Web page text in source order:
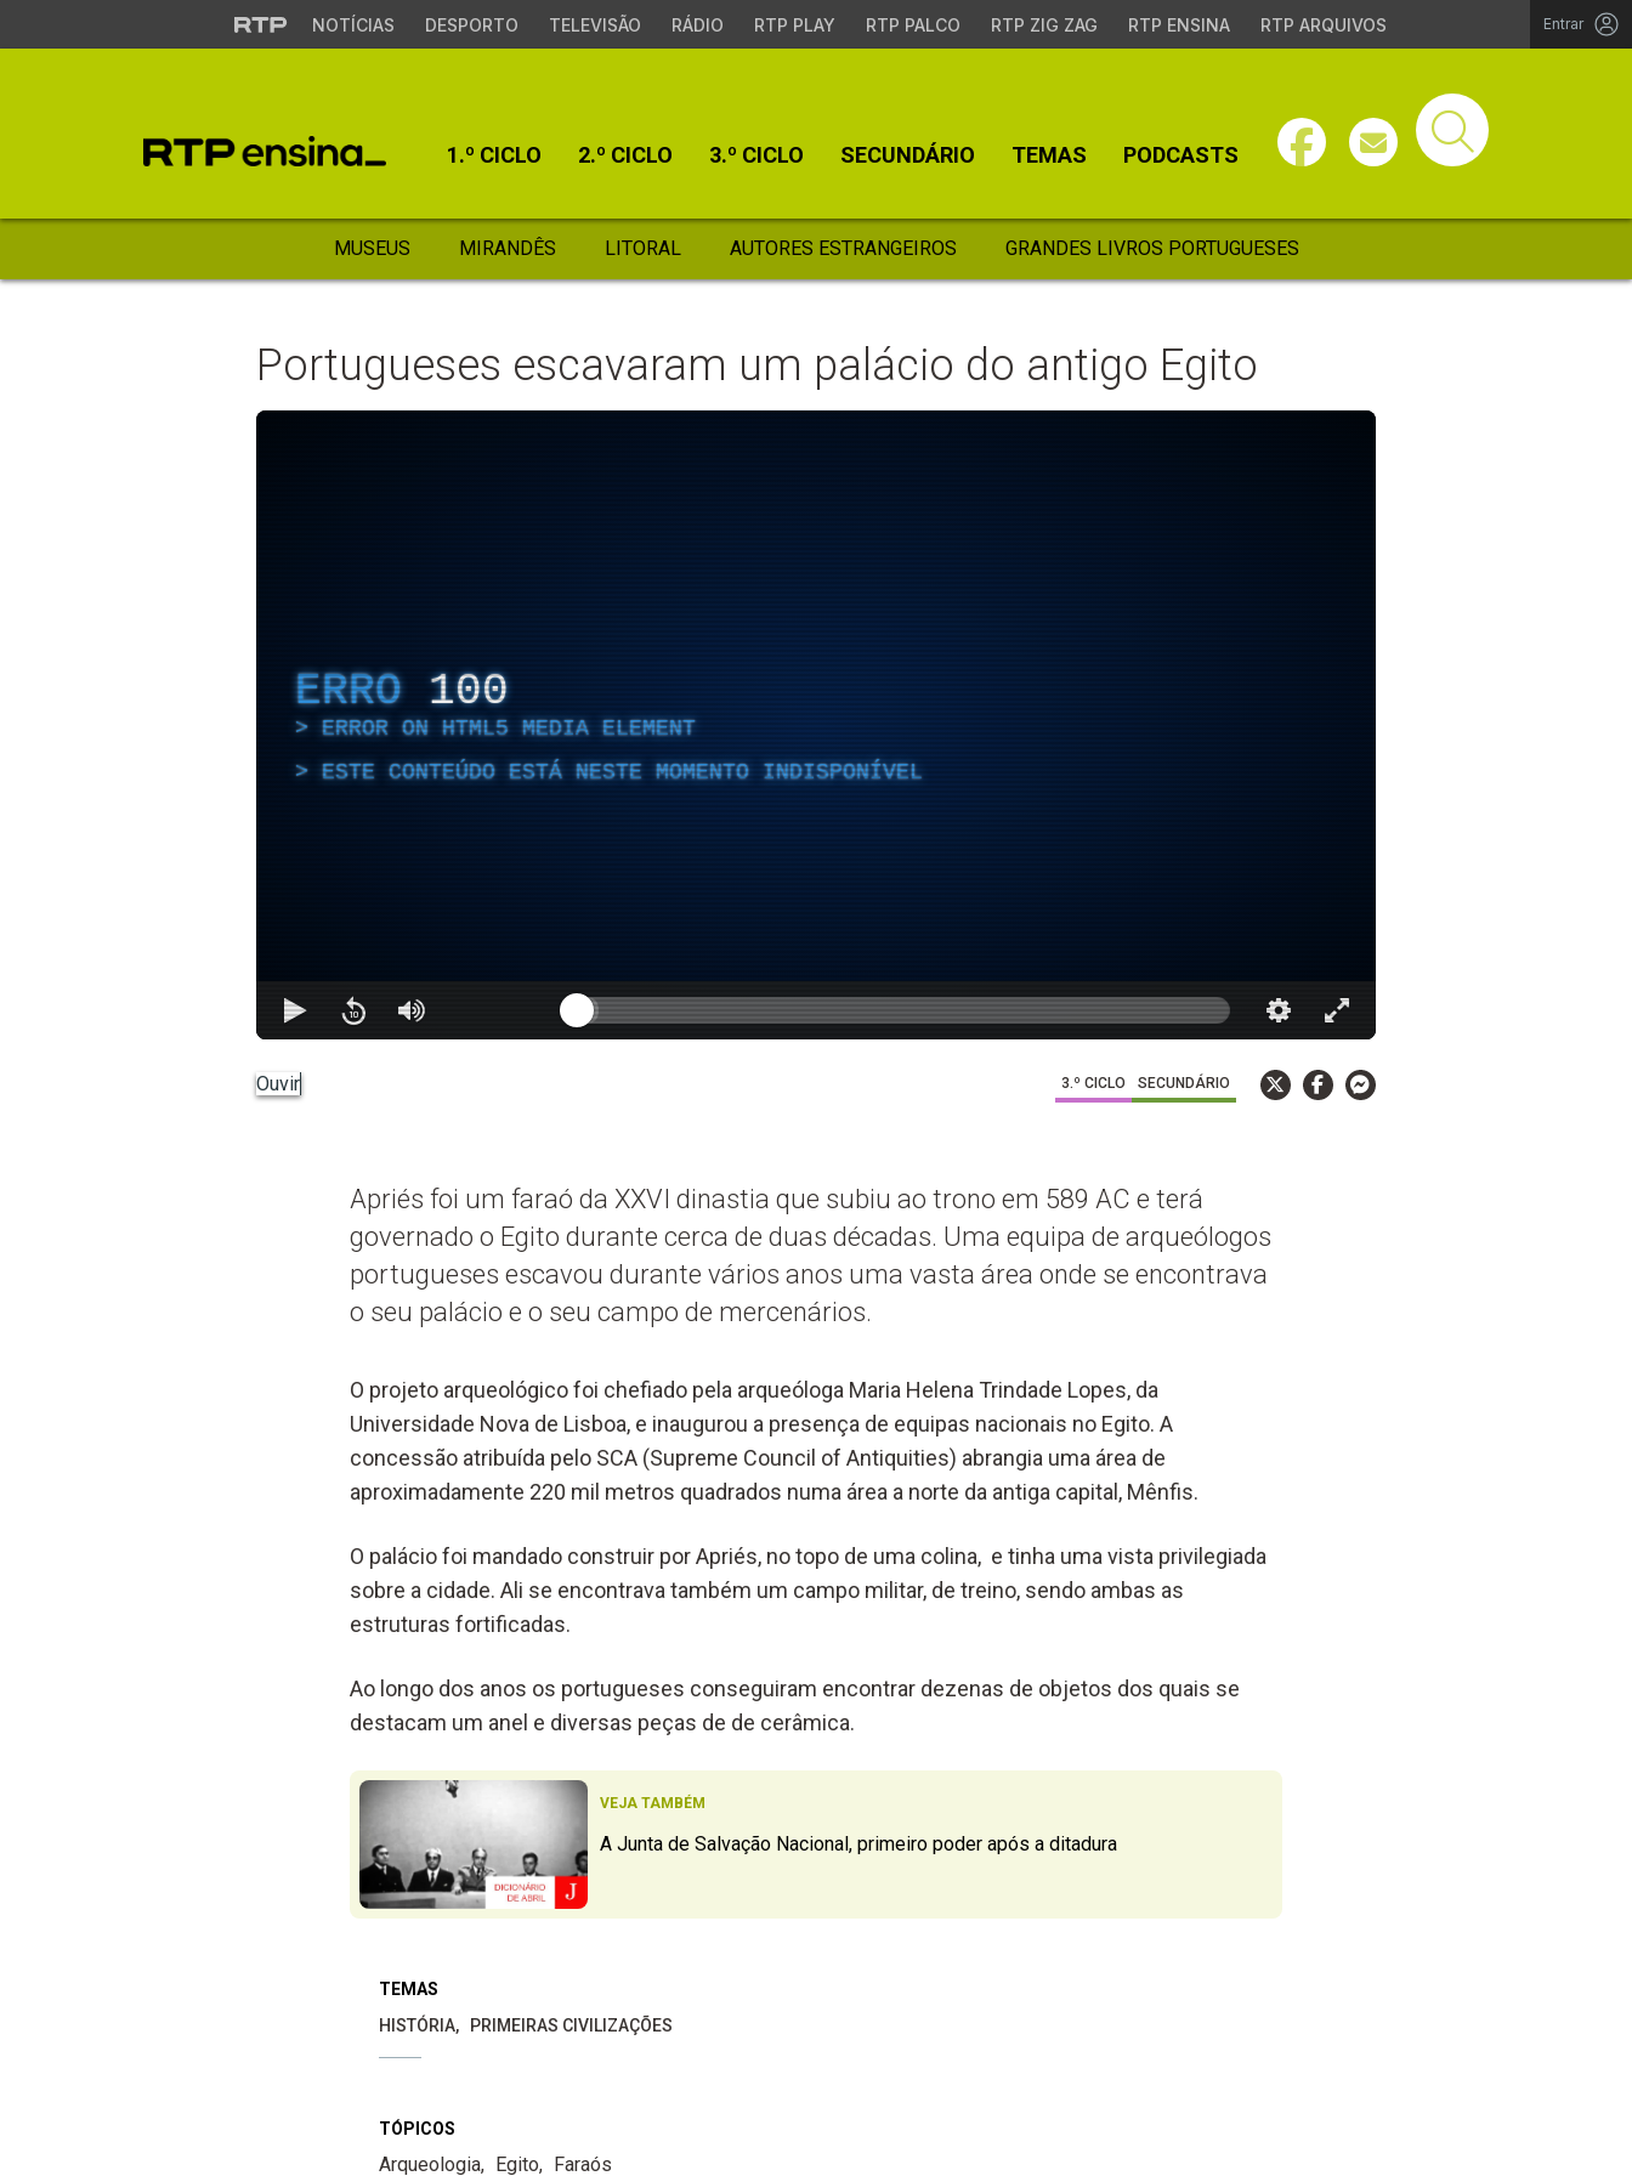
NOTÍCIAS DESPORTO TELEVISÃO RÁDIO RTP PLAY RTP PALCO RTP ZIG ZAG RTP ENSINA RTP ARQUIVOS Entrar
1.º CICLO 2.º CICLO 3.º CICLO SECUNDÁRIO TEMAS PODCASTS
MUSEUS MIRANDÊS LITORAL AUTORES ESTRANGEIROS GRANDES LIVROS PORTUGUESES
Portugueses escavaram um palácio do antigo Egito
ERRO 100
ERROR ON HTML5 MEDIA ELEMENT
ESTE CONTEÚDO ESTÁ NESTE MOMENTO INDISPONÍVEL
Ouvir 3.º CICLO SECUNDÁRIO
Apriés foi um faraó da XXVI dinastia que subiu ao trono em 589 AC e terá
governado o Egito durante cerca de duas décadas. Uma equipa de arqueólogos
portugueses escavou durante vários anos uma vasta área onde se encontrava
o seu palácio e o seu campo de mercenários.
O projeto arqueológico foi chefiado pela arqueóloga Maria Helena Trindade Lopes, da
Universidade Nova de Lisboa, e inaugurou a presença de equipas nacionais no Egito. A
concessão atribuída pelo SCA (Supreme Council of Antiquities) abrangia uma área de
aproximadamente 220 mil metros quadrados numa área a norte da antiga capital, Mênfis.
O palácio foi mandado construir por Apriés, no topo de uma colina, e tinha uma vista privilegiada
sobre a cidade. Ali se encontrava também um campo militar, de treino, sendo ambas as
estruturas fortificadas.
Ao longo dos anos os portugueses conseguiram encontrar dezenas de objetos dos quais se
destacam um anel e diversas peças de de cerâmica.
VEJA TAMBÉM
A Junta de Salvação Nacional, primeiro poder após a ditadura
TEMAS
HISTÓRIA
PRIMEIRAS CIVILIZAÇÕES
TÓPICOS
Arqueologia Egito Faraós